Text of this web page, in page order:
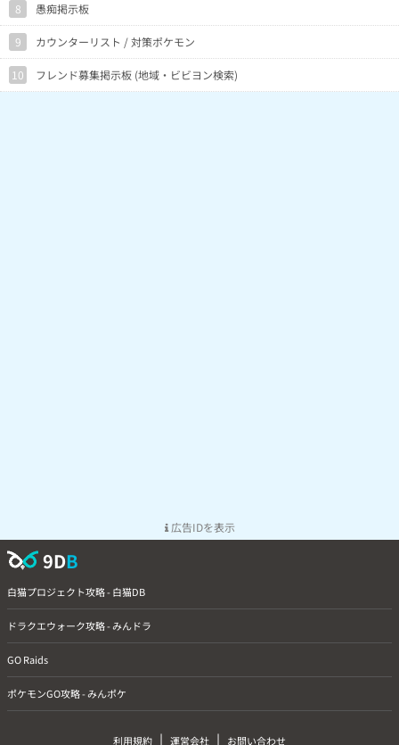
8 愚痴掲示板
9 カウンターリスト / 対策ポケモン
10 フレンド募集掲示板 (地域・ビビヨン検索)
広告IDを表示
9DB
白猫プロジェクト攻略 - 白猫DB
ドラクエウォーク攻略 - みんドラ
GO Raids
ポケモンGO攻略 - みんポケ
利用規約 | 運営会社 | お問い合わせ